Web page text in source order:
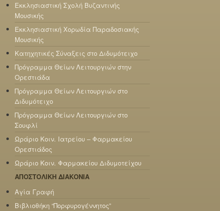
Εκκλησιαστική Σχολή Βυζαντινής
Μουσικής
Εκκλησιαστική Χορωδία Παραδοσιακής
Μουσικής
Κατηχητικές Σύναξεις στο Διδυμότειχο
Πρόγραμμα Θείων Λειτουργιών στην
Ορεστιάδα
Πρόγραμμα Θείων Λειτουργιών στο
Διδυμότειχο
Πρόγραμμα Θείων Λειτουργιών στο
Σουφλί
Ωράριο Κοιν. Ιατρείου – Φαρμακείου
Ορεστιάδος
Ωράριο Κοιν. Φαρμακείου Διδυμοτείχου
ΑΠΟΣΤΟΛΙΚΗ ΔΙΑΚΟΝΙΑ
Αγία Γραφή
Βιβλιοθήκη “Πορφυρογέννητος”